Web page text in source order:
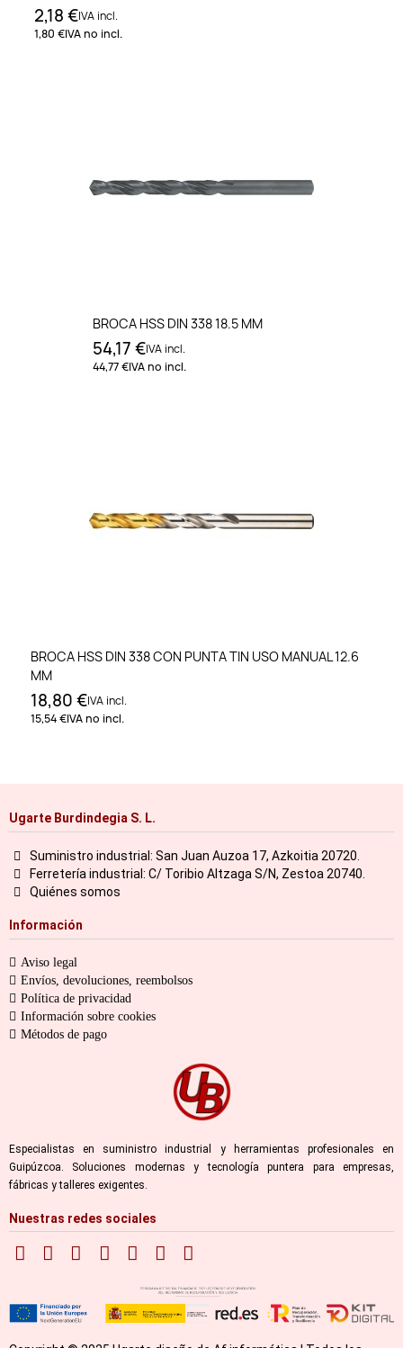
2,18 €IVA incl.
1,80 €IVA no incl.
BROCA HSS DIN 338 18.5 MM
54,17 €IVA incl.
44,77 €IVA no incl.
BROCA HSS DIN 338 CON PUNTA TIN USO MANUAL 12.6
MM
18,80 €IVA incl.
15,54 €IVA no incl.
Ugarte Burdindegia S. L.
Suministro industrial: San Juan Auzoa 17, Azkoitia 20720.
Ferretería industrial: C/ Toribio Altzaga S/N, Zestoa 20740.
Quiénes somos
Información
Aviso legal
Envíos, devoluciones, reembolsos
Política de privacidad
Información sobre cookies
Métodos de pago
Especialistas en suministro industrial y herramientas profesionales en
Guipúzcoa. Soluciones modernas y tecnología puntera para empresas,
fábricas y talleres exigentes.
Nuestras redes sociales